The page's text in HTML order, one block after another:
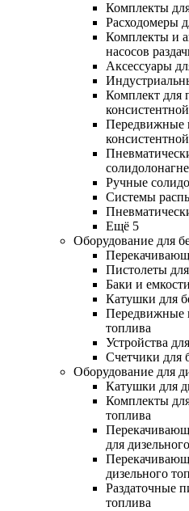
Комплекты
Расходомеры
Комплекты и
насосов
Аксессуары
Комплект для
Передвижные
Ручные
Системы
Ещё 5
Оборудование для
Пистолеты
Баки и
Катушки для
Передвижные
топлива
Устройства
Счетчики для
Оборудование для
Катушки для
Комплекты
топлива
для
дизельного
Раздаточные
топлива